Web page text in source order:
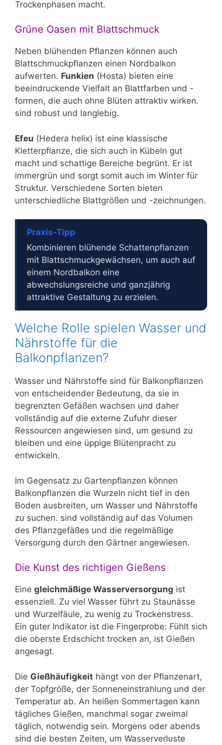
Trockenphasen macht.
Grüne Oasen mit Blattschmuck
Neben blühenden Pflanzen können auch
Blattschmuckpflanzen einen Nordbalkon
aufwerten. Funkien (Hosta) bieten eine
beeindruckende Vielfalt an Blattfarben und -
formen, die auch ohne Blüten attraktiv wirken.
sind robust und langlebig.
Efeu (Hedera helix) ist eine klassische
Kletterpflanze, die sich auch in Kübeln gut
macht und schattige Bereiche begrünt. Er ist
immergrün und sorgt somit auch im Winter für
Struktur. Verschiedene Sorten bieten
unterschiedliche Blattgrößen und -zeichnungen.
Praxis-Tipp
Kombinieren blühende Schattenpflanzen
mit Blattschmuckgewächsen, um auch auf
einem Nordbalkon eine
abwechslungsreiche und ganzjährig
attraktive Gestaltung zu erzielen.
Welche Rolle spielen Wasser und
Nährstoffe für die
Balkonpflanzen?
Wasser und Nährstoffe sind für Balkonpflanzen
von entscheidender Bedeutung, da sie in
begrenzten Gefäßen wachsen und daher
vollständig auf die externe Zufuhr dieser
Ressourcen angewiesen sind, um gesund zu
bleiben und eine üppige Blütenpracht zu
entwickeln.
Im Gegensatz zu Gartenpflanzen können
Balkonpflanzen die Wurzeln nicht tief in den
Boden ausbreiten, um Wasser und Nährstoffe
zu suchen. sind vollständig auf das Volumen
des Pflanzgefäßes und die regelmäßige
Versorgung durch den Gärtner angewiesen.
Die Kunst des richtigen Gießens
Eine gleichmäßige Wasserversorgung ist
essenziell. Zu viel Wasser führt zu Staunässe
und Wurzelfäule, zu wenig zu Trockenstress.
Ein guter Indikator ist die Fingerprobe: Fühlt sich
die oberste Erdschicht trocken an, ist Gießen
angesagt.
Die Gießhäufigkeit hängt von der Pflanzenart,
der Topfgröße, der Sonneneinstrahlung und der
Temperatur ab. An heißen Sommertagen kann
tägliches Gießen, manchmal sogar zweimal
täglich, notwendig sein. Morgens oder abends
sind die besten Zeiten, um Wasserverluste